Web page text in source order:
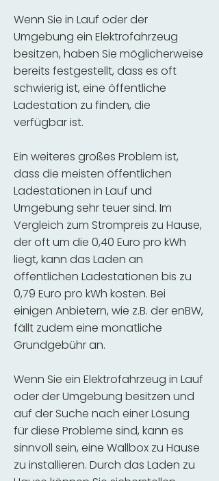
Wenn Sie in Lauf oder der
Umgebung ein Elektrofahrzeug
besitzen, haben Sie möglicherweise
bereits festgestellt, dass es oft
schwierig ist, eine öffentliche
Ladestation zu finden, die
verfügbar ist.
Ein weiteres großes Problem ist,
dass die meisten öffentlichen
Ladestationen in Lauf und
Umgebung sehr teuer sind. Im
Vergleich zum Strompreis zu Hause,
der oft um die 0,40 Euro pro kWh
liegt, kann das Laden an
öffentlichen Ladestationen bis zu
0,79 Euro pro kWh kosten. Bei
einigen Anbietern, wie z.B. der enBW,
fällt zudem eine monatliche
Grundgebühr an.
Wenn Sie ein Elektrofahrzeug in Lauf
oder der Umgebung besitzen und
auf der Suche nach einer Lösung
für diese Probleme sind, kann es
sinnvoll sein, eine Wallbox zu Hause
zu installieren. Durch das Laden zu